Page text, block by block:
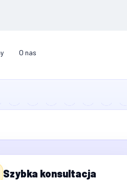
O nas
Szybka konsultacja